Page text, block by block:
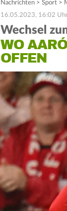
Nachrichten > Sport >
16.05.2023, 16:02
Wechsel
WO
OFFEN